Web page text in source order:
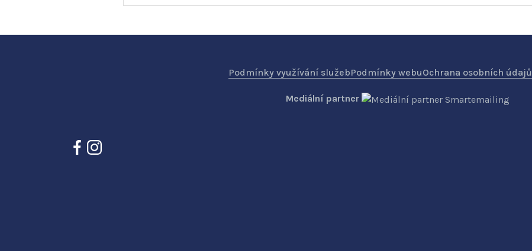
Podmínky využívání služebPodmínky webuOchrana osobních údajů
Mediální partner